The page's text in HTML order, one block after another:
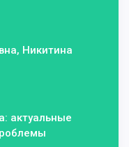
Никитина
актуальные